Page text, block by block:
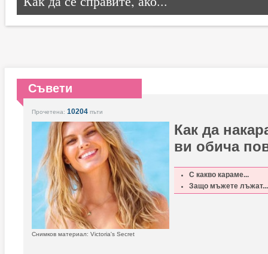
Съвети
Прочетена: 10204 пъти
Как да
ви обича
С какво караме...
Защо мъжете лъжат...
Снимков материал: Victoria's Secret